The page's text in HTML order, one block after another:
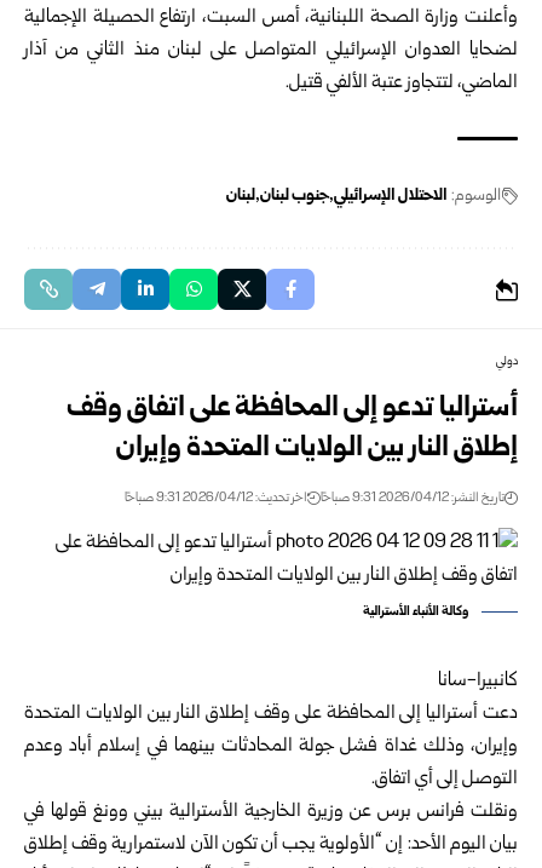
وأعلنت وزارة الصحة اللبنانية، أمس السبت، ارتفاع الحصيلة الإجمالية
لضحايا العدوان الإسرائيلي المتواصل على لبنان منذ الثاني من آذار
الماضي، لتتجاوز عتبة الألفي قتيل.
الوسوم: الاحتلال الإسرائيلي جنوب لبنان لبنان
دولي
أستراليا تدعو إلى المحافظة على اتفاق وقف
إطلاق النار بين الولايات المتحدة وإيران
تاريخ النشر: 2026/04/12 9:31 صباحًا اخر تحديث: 2026/04/12 9:31 صباحًا
وكالة الأنباء الأسترالية
كانبيرا-سانا
دعت أستراليا إلى المحافظة على وقف إطلاق النار بين الولايات المتحدة
وإيران، وذلك غداة فشل جولة المحادثات بينهما في إسلام أباد وعدم
التوصل إلى أي اتفاق.
ونقلت فرانس برس عن وزيرة الخارجية الأسترالية بيني وونغ قولها في
بيان اليوم الأحد: إن “الأولوية يجب أن تكون الآن لاستمرارية وقف إطلاق